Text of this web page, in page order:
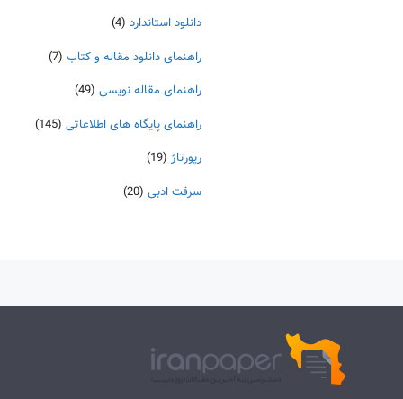
دانلود استاندارد (4)
راهنمای دانلود مقاله و کتاب (7)
راهنمای مقاله نویسی (49)
راهنمای پایگاه های اطلاعاتی (145)
رپورتاژ (19)
سرقت ادبی (20)